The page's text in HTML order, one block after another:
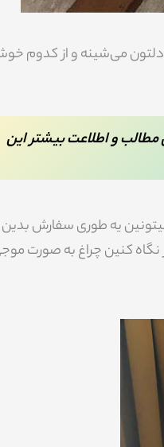
دلتون می‌شینه و از کدوم
مطالب و اطلاعت بیشتر این
یعنی میتونین یه طوری سفارش
نگاه کنین چراغ به صورت